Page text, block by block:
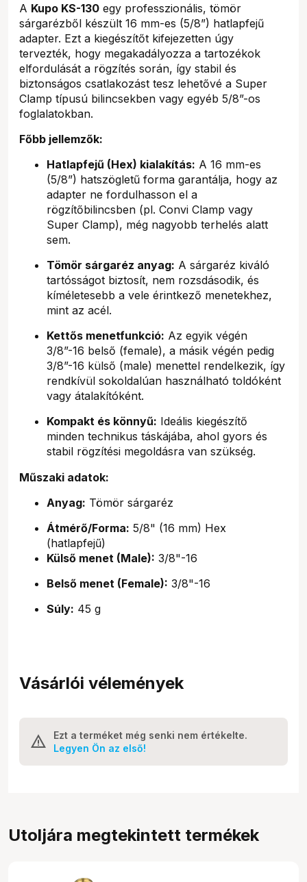
A Kupo KS-130 egy professzionális, tömör
sárgarézből készült 16 mm-es (5/8”) hatlapfejű
adapter. Ezt a kiegészítőt kifejezetten úgy
tervezték, hogy megakadályozza a tartozékok
elfordulását a rögzítés során, így stabil és
biztonságos csatlakozást tesz lehetővé a Super
Clamp típusú bilincsekben vagy egyéb 5/8”-os
foglalatokban.
Főbb jellemzők:
Hatlapfejű (Hex) kialakítás: A 16 mm-es
(5/8”) hatszögletű forma garantálja, hogy az
adapter ne fordulhasson el a
rögzítőbilincsben (pl. Convi Clamp vagy
Super Clamp), még nagyobb terhelés alatt
sem.
Tömör sárgaréz anyag: A sárgaréz kiváló
tartósságot biztosít, nem rozsdásodik, és
kíméletesebb a vele érintkező menetekhez,
mint az acél.
Kettős menetfunkció: Az egyik végén
3/8”-16 belső (female), a másik végén pedig
3/8”-16 külső (male) menettel rendelkezik, így
rendkívül sokoldalúan használható toldóként
vagy átalakítóként.
Kompakt és könnyű: Ideális kiegészítő
minden technikus táskájába, ahol gyors és
stabil rögzítési megoldásra van szükség.
Műszaki adatok:
Anyag: Tömör sárgaréz
Átmérő/Forma: 5/8" (16 mm) Hex
(hatlapfejű)
Külső menet (Male): 3/8"-16
Belső menet (Female): 3/8"-16
Súly: 45 g
Vásárlói vélemények
Ezt a terméket még senki nem értékelte.
Legyen Ön az első!
Utoljára megtekintett termékek